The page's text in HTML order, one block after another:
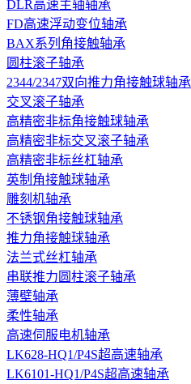
DLR高速主轴轴承
FD高速浮动变位轴承
BAX系列角接触轴承
圆柱滚子轴承
2344/2347双向推力角接触球轴承
交叉滚子轴承
高精密非标角接触球轴承
高精密非标交叉滚子轴承
高精密非标丝杠轴承
英制角接触球轴承
雕刻机轴承
不锈钢角接触球轴承
推力角接触球轴承
法兰式丝杠轴承
串联推力圆柱滚子轴承
薄壁轴承
柔性轴承
高速伺服电机轴承
LK628-HQ1/P4S超高速轴承
LK6101-HQ1/P4S超高速轴承